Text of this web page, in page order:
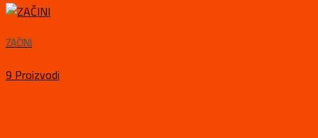
ZAČINI
9 Proizvodi